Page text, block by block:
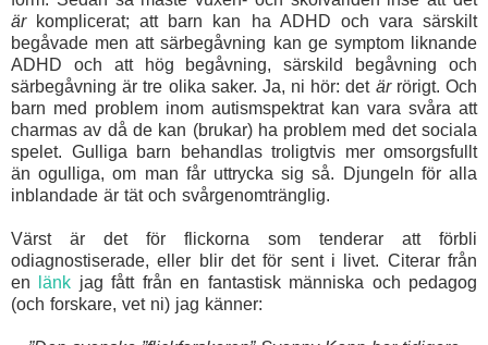
ärkomplicerat; att barn kan ha ADHD och vara särskilt
begåvade men att särbegåvning kan ge symptom liknande
ADHD och att hög begåvning,särskild begåvning och
särbegåvning är tre olika saker. Ja, ni hör: det ärrörigt. Och
barn med problem inom autismspektrat kan vara svåra att
charmas av då de kan (brukar) ha problem med det sociala
spelet. Gulliga barn behandlas troligtvis mer omsorgsfullt
än ogulliga, om man får uttrycka sig så. Djungeln för alla
inblandade är tät och svårgenomtränglig.
Värst är det för flickorna som tenderar att förbli
odiagnostiserade, eller blir det för sent i livet. Citerar från
en
länk jag fått från en fantastisk människa och pedagog
(och forskare, vet ni) jag känner: